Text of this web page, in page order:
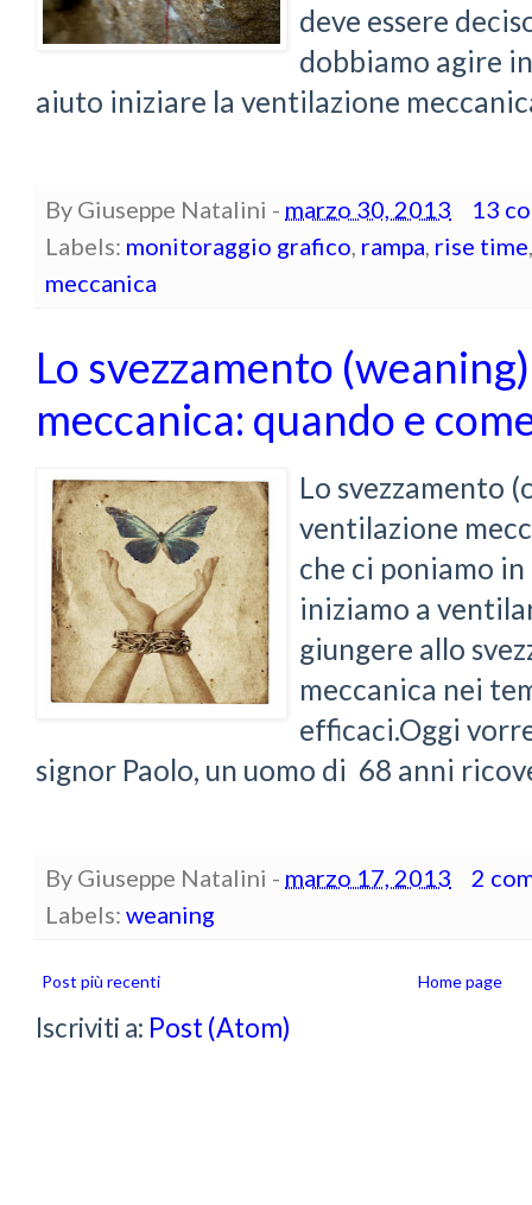
deve essere
dobbiamo agire
aiuto iniziare la ventilazione
By Giuseppe Natalini - marzo 30, 2013
13
Labels: monitoraggio grafico, rampa, rise time
meccanica
Lo svezzamento
meccanica: quando e
Lo svezzamento
ventilazione
che ci poniamo
iniziamo a
giungere allo
meccanica nei
efficaci.Oggi
signor Paolo, un uomo di 68 anni
By Giuseppe Natalini - marzo 17, 2013
2
Labels: weaning
Post più recenti Home page
Iscriviti a: Post (Atom)